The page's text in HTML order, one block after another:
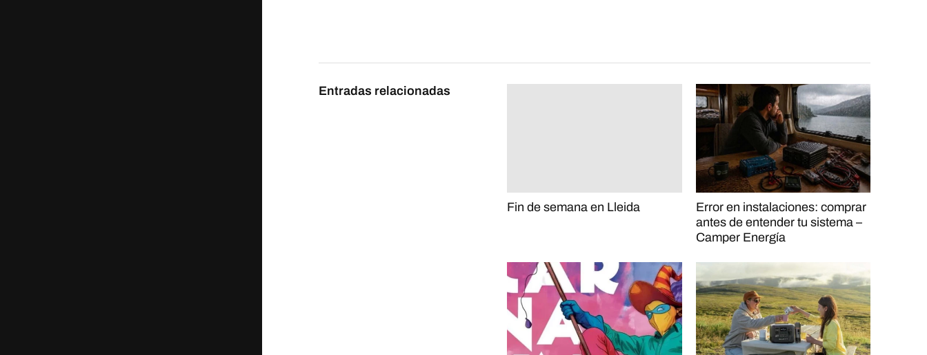
Entradas relacionadas
Fin de semana en Lleida
Error en instalaciones: comprar
antes de entender tu sistema –
Camper Energía